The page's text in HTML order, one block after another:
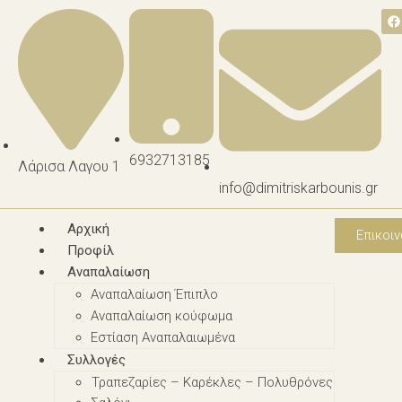
Λάρισα Λαγου 1
6932713185
info@dimitriskarbounis.gr
Αρχική
Προφίλ
Αναπαλαίωση
Αναπαλαίωση Έπιπλο
Αναπαλαίωση κούφωμα
Εστίαση Αναπαλαιωμένα
Συλλογές
Τραπεζαρίες – Καρέκλες – Πολυθρόνες